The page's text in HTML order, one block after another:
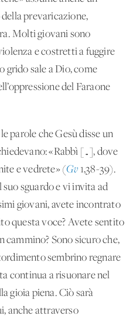
prevaricazione,
Molti giovani sono
e costretti a fuggire
grido sale a Dio, come
del Faraone
parole che Gesù disse un
«Rabbì […], dove
e vedrete» (Gv1,38-39).
sguardo e vi invita ad
giovani, avete incontrato
questa voce? Avete sentito
cammino? Sono sicuro che,
sembrino regnare
continua a risuonare nel
gioia piena. Ciò sarà
anche attraverso